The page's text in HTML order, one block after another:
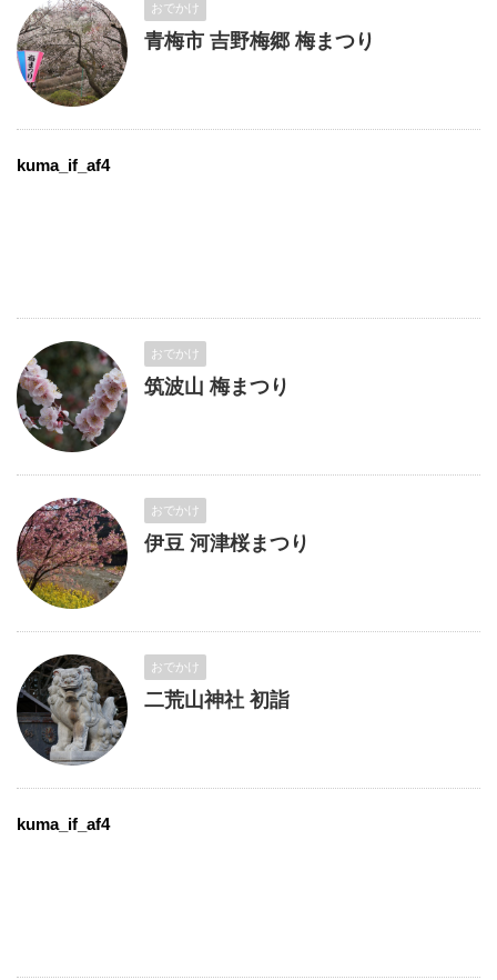
おでかけ
青梅市 吉野梅郷 梅まつり
kuma_if_af4
おでかけ
筑波山 梅まつり
おでかけ
伊豆 河津桜まつり
おでかけ
二荒山神社 初詣
kuma_if_af4